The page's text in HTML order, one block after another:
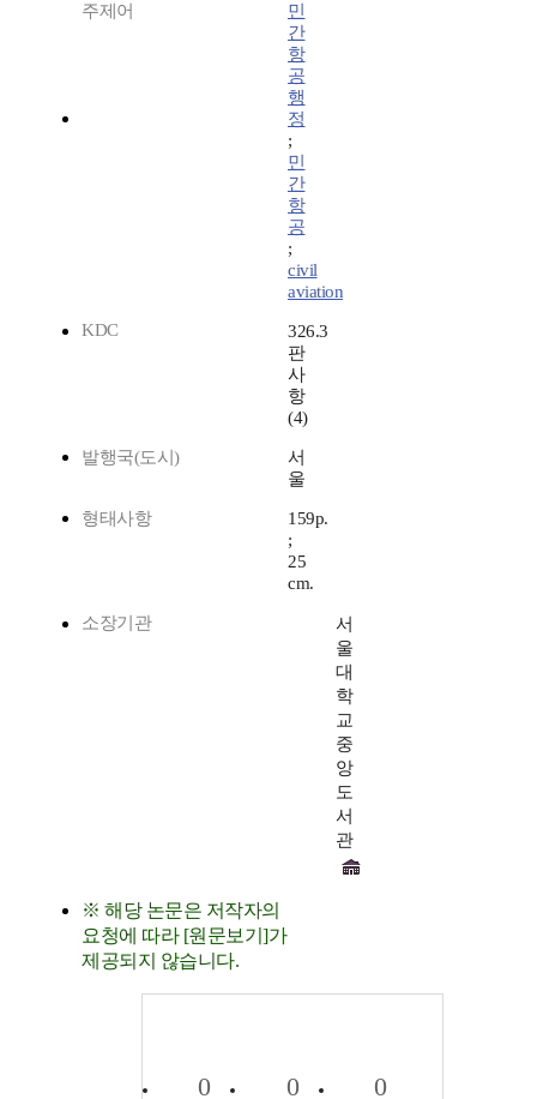
주제어
민
간
항
공
행
정
;
민
간
항
공
;
civil
aviation
KDC
326.3
판
사
항
(4)
발행국(도시)
서
울
형태사항
159p.
;
25
cm.
소장기관
서
울
대
학
교
중
앙
도
서
관
※ 해당 논문은 저작자의
요청에 따라 [원문보기]가
제공되지 않습니다.
0 0 0